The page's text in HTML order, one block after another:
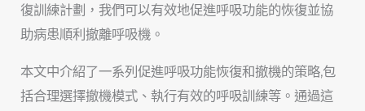
復訓練計劃，我們可以有效地促進呼吸功能的恢復並協
助病患順利撤離呼吸機。
本文中介紹了一系列促進呼吸功能恢復和撤機的策略,包
括合理選擇撤機模式、執行有效的呼吸訓練等。通過這